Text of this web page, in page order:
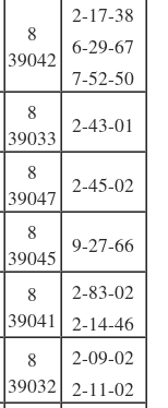
8
39042
2-17-38
6-29-67
7-52-50
8
39033
2-43-01
8
39047
2-45-02
8
39045
9-27-66
8
39041
2-83-02
2-14-46
8
39032
2-09-02
2-11-02